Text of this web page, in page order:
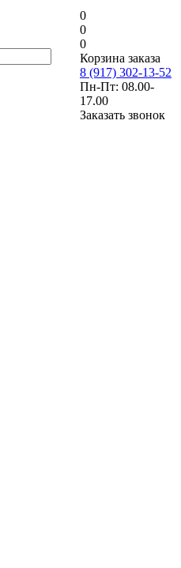
0
0
0
Корзина заказа
8 (917) 302-13-52
Пн-Пт: 08.00-
17.00
Заказать звонок